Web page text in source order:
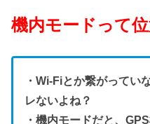
機内モードって
・Wi-Fiとか繋がってい
レないよね？
・機内モードだと、